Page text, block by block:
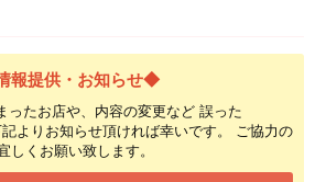
報提供・お知らせ◆
ったお店や、内容の変更など 誤った
よりお知らせ頂ければ幸いです。 ご協力の
しくお願い致します。